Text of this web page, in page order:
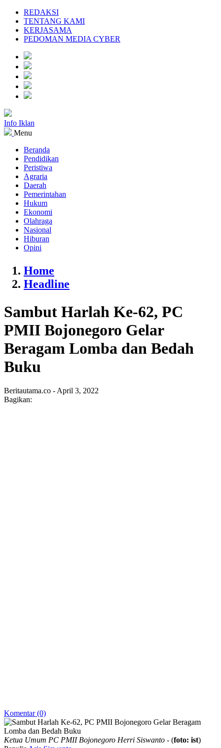
REDAKSI
TENTANG KAMI
KERJASAMA
PEDOMAN MEDIA CYBER
Info Iklan
Menu
Beranda
Pendidikan
Peristiwa
Agraria
Daerah
Pemerintahan
Hukum
Ekonomi
Olahraga
Nasional
Hiburan
Opini
Home
Headline
Sambut Harlah Ke-62, PC
PMII Bojonegoro Gelar
Beragam Lomba dan Bedah
Buku
Beritautama.co - April 3, 2022
Bagikan:
Komentar (0)
Ketua Umum PC PMII Bojonegoro Herri Siswanto - (foto: ist)